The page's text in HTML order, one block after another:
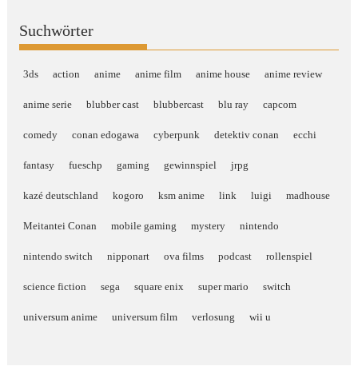
Suchwörter
3ds action anime anime film anime house anime review
anime serie blubber cast blubbercast blu ray capcom
comedy conan edogawa cyberpunk detektiv conan ecchi
fantasy fueschp gaming gewinnspiel jrpg
kazé deutschland kogoro ksm anime link luigi madhouse
Meitantei Conan mobile gaming mystery nintendo
nintendo switch nipponart ova films podcast rollenspiel
science fiction sega square enix super mario switch
universum anime universum film verlosung wii u